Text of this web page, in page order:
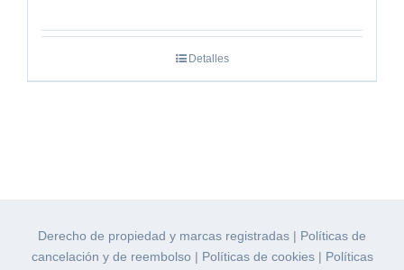
Detalles
Derecho de propiedad y marcas registradas | Políticas de
cancelación y de reembolso | Políticas de cookies| Políticas